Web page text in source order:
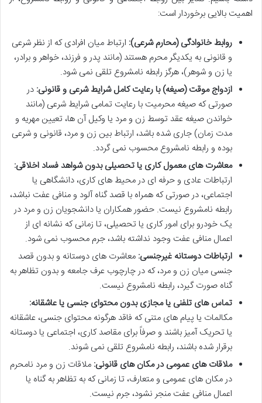
اهمیت بالایی برخوردار است:
روابط خانوادگی (محارم شرعی): ارتباط میان افرادی که از نظر شرعی
و قانونی به یکدیگر محرم هستند (مانند پدر و فرزند، خواهر و برادر،
یا زن و شوهر)، هرگز رابطه نامشروع تلقی نمی شود.
ازدواج موقت (صیغه) با رعایت کامل شرایط شرعی و قانونی: در
صورتی که صیغه محرمیت با رعایت تمامی شرایط شرعی (مانند
خواندن صیغه عقد توسط زن و مرد یا وکیل آن ها، تعیین مهریه و
مدت زمان) جاری شده باشد، ارتباط بین زن و مرد، قانونی و شرعی
بوده و رابطه نامشروع محسوب نمی گردد.
معاشرت های معمول کاری یا تحصیلی بدون شواهد فساد اخلاقی:
ارتباطات عادی و حرفه ای در محیط های کاری، دانشگاهی یا
اجتماعی، در صورتی که همراه با قصد گناه آلود و منافی عفت نباشد،
رابطه نامشروع نیست. حضور همکاران یا دانشجویان زن و مرد در
یک خودرو برای امور کاری یا تحصیلی، تا زمانی که نشانه ای از
اعمال منافی عفت وجود نداشته باشد، جرم محسوب نمی شود.
ارتباطات دوستانه غیرجنسی: معاشرت های دوستانه و بدون قصد
جنسی میان زن و مرد، که در چارچوب عرف جامعه و بدون تظاهر به
گناه صورت گیرد، رابطه نامشروع نیست.
تماس های تلفنی یا مجازی بدون محتوای جنسی یا عاشقانه:
مکالمات یا پیام های متنی که فاقد هرگونه محتوای جنسی، عاشقانه
یا تحریک آمیز باشند و صرفاً برای مقاصد کاری، اجتماعی یا دوستانه
برقرار شده باشند، رابطه نامشروع تلقی نمی شوند.
ملاقات های عمومی در مکان های قانونی: ملاقات زن و مرد نامحرم
در مکان های عمومی و متعارف، تا زمانی که به تظاهر به گناه یا
اعمال منافی عفت منجر نشود، جرم نیست.